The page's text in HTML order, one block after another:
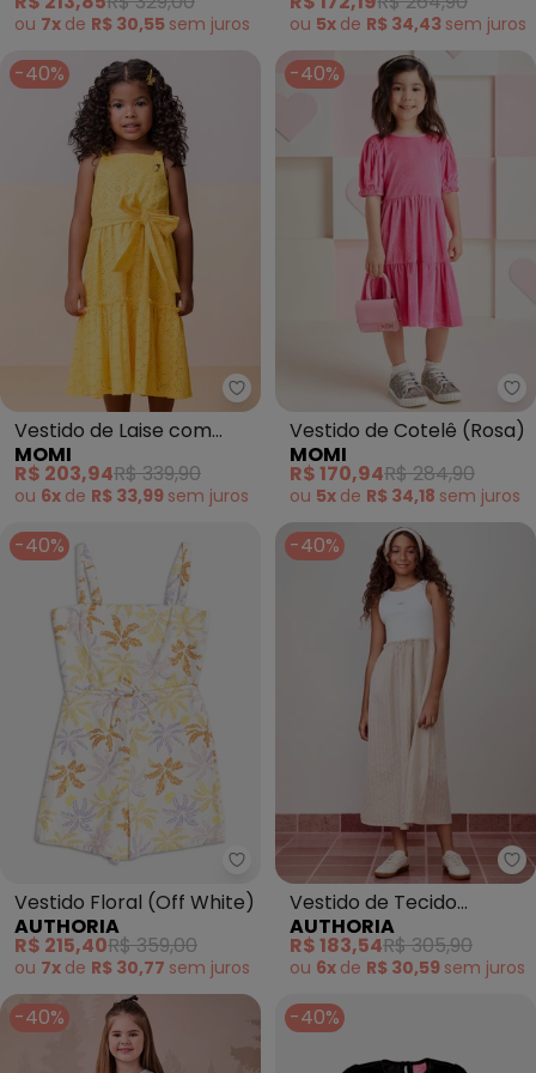
ou 7x de R$ 30,55 sem juros
(Vermelho)
ou 5x de R$ 34,43 sem juros
-40%
Momi - Vestido de Laise com
Vestido de Laise com
Laço (Amarelo)
MOMI
R$ 203,94R$ 339,90
ou 6x de R$ 33,99 sem juros
-40%
Vestido de Cotelê (Rosa)
MOMI
R$ 170,94R$ 284,90
ou 5x de R$ 34,18 sem juros
-40%
Authoria - Vestido
Vestido Floral (Off White)
AUTHORIA
R$ 215,40R$ 359,00
ou 7x de R$ 30,77 sem juros
-40%
Vestido de Tecido
Listrado (Bege)
AUTHORIA
R$ 183,54R$ 305,90
ou 6x de R$ 30,59 sem juros
-40% -40%